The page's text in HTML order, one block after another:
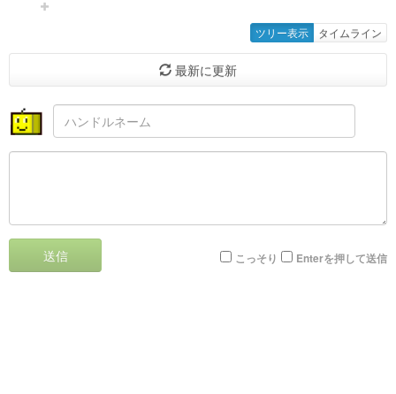
ツリー表示 タイムライン
最新に更新
送信 こっそり Enterを押して送信